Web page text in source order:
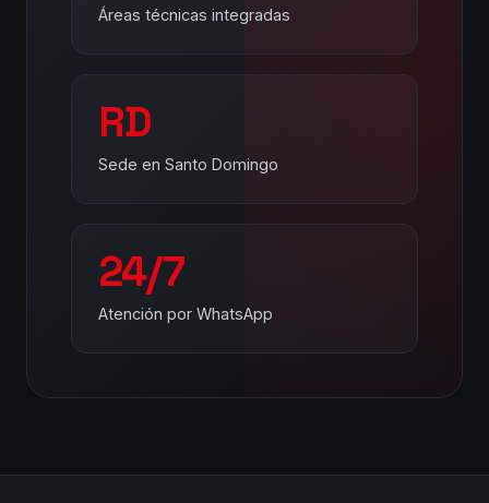
Áreas técnicas integradas
RD
Sede en Santo Domingo
24/7
Atención por WhatsApp